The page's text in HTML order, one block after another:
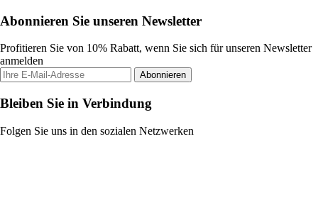
Abonnieren Sie unseren Newsletter
Profitieren Sie von 10% Rabatt, wenn Sie sich für unseren Newsletter
anmelden
Abonnieren
Bleiben Sie in Verbindung
Folgen Sie uns in den sozialen Netzwerken